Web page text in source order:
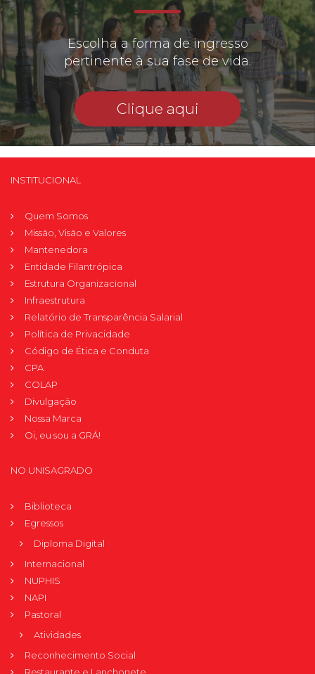
Escolha a forma de ingresso
pertinente à sua fase de vida.
Clique aqui
INSTITUCIONAL
Quem Somos
Missão, Visão e Valores
Mantenedora
Entidade Filantrópica
Estrutura Organizacional
Infraestrutura
Relatório de Transparência Salarial
Política de Privacidade
Código de Ética e Conduta
CPA
COLAP
Divulgação
Nossa Marca
Oi, eu sou a GRÁ!
NO UNISAGRADO
Biblioteca
Egressos
Diploma Digital
Internacional
NUPHIS
NAPI
Pastoral
Atividades
Reconhecimento Social
Restaurante e Lanchonete